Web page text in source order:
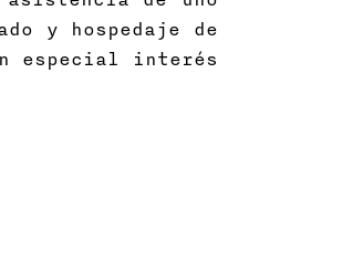
y hospedaje de
especial interés